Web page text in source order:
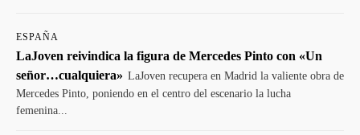
ESPAÑA
LaJoven reivindica la figura de Mercedes Pinto con «Un
señor…cualquiera» LaJoven recupera en Madrid la valiente obra de
Mercedes Pinto, poniendo en el centro del escenario la lucha
femenina...